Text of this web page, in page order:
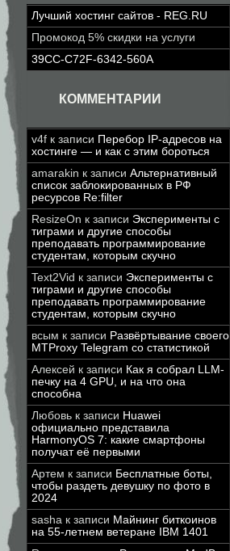
Лучший хостинг сайтов - REG.RU
Промокод 5% скидки на услуги
39CC-C72F-6342-560A
КОММЕНТАРИИ
v4f к записи Перебор IP-адресов на
хостинге — и как с этим бороться
amarakin к записи Альтернативный
список заблокированных в РФ
ресурсов Re:filter
ResizeOn к записи Эксперименты с
тиграми и другие способы
преподавать программирование
студентам, которым скучно
Text2Vid к записи Эксперименты с
тиграми и другие способы
преподавать программирование
студентам, которым скучно
всым к записи Развёртывание своего
MTProxy Telegram со статистикой
Алексей к записи Как я собрал LLM-
печку на 4 GPU, и на что она
способна
Любовь к записи Huawei
официально представила
HarmonyOS 7: какие смартфоны
получат её первыми
Артем к записи Бесплатные боты,
чтобы раздеть девушку по фото в
2024
sasha к записи Майнинг биткоинов
на 55-летнем ветеране IBM 1401